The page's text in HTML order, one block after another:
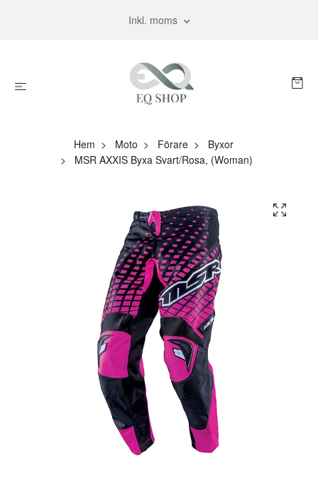
Inkl. moms
Hem Moto Förare
Byxor
MSR AXXIS Byxa Svart/Rosa, (Woman)